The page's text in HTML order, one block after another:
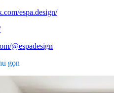
espa.design/
@espadesign
gọn